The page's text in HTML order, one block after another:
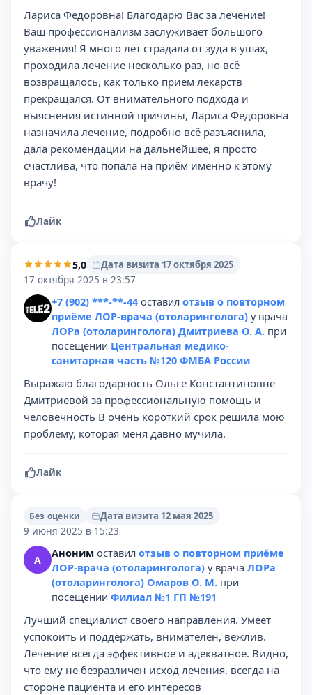
Лариса Федоровна! Благодарю Вас за лечение!
Ваш профессионализм заслуживает большого
уважения! Я много лет страдала от зуда в ушах,
проходила лечение несколько раз, но всё
возвращалось, как только прием лекарств
прекращался. От внимательного подхода и
выяснения истинной причины, Лариса Федоровна
назначила лечение, подробно всё разъяснила,
дала рекомендации на дальнейшее, я просто
счастлива, что попала на приём именно к этому
врачу!
Лайк
5,0
Дата визита 17 октября 2025
17 октября 2025 в 23:57
+7 (902) ***-**-44 оставил отзыв о повторном
приёме ЛОР-врача (отоларинголога) у врача
ЛОРа (отоларинголога) Дмитриева О. А. при
посещении Центральная медико-
санитарная часть №120 ФМБА России
Выражаю благодарность Ольге Константиновне
Дмитриевой за профессиональную помощь и
человечность В очень короткий срок решила мою
проблему, которая меня давно мучила.
Лайк
Без оценки
Дата визита 12 мая 2025
9 июня 2025 в 15:23
А Аноним оставил отзыв о повторном приёме
ЛОР-врача (отоларинголога) у врача ЛОРа
(отоларинголога) Омаров О. М. при
посещении Филиал №1 ГП №191
Лучший специалист своего направления. Умеет
успокоить и поддержать, внимателен, вежлив.
Лечение всегда эффективное и адекватное. Видно,
что ему не безразличен исход лечения, всегда на
стороне пациента и его интересов